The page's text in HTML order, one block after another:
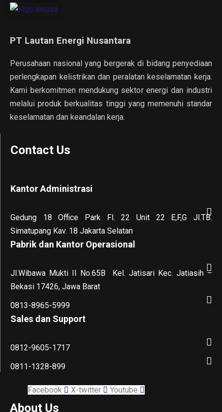
PT Lautan Energi Nusantara
Perusahaan nasional yang bergerak di bidang penyediaan
perlengkapan kelistrikan dan peralatan keselamatan kerja.
Kami berkomitmen mendukung sektor energi dan industri
melalui produk berkualitas tinggi yang memenuhi standar
keselamatan dan keandalan kerja.
Contact Us
Kantor Administrasi
Gedung 18 Office Park Fl. 22 Unit 22 E,F,G Jl.TB.
Simatupang Kav. 18 Jakarta Selatan
Pabrik dan Kantor Operasional
Jl.Wibawa Mukti II No.65B
Kel. Jatisari Kec. Jatiasih –
Bekasi 17426, Jawa Barat
0813-8965-5999
Sales dan Support
0812-9605-1717
0811-1328-899
Facebook X-twitter Youtube
About Us